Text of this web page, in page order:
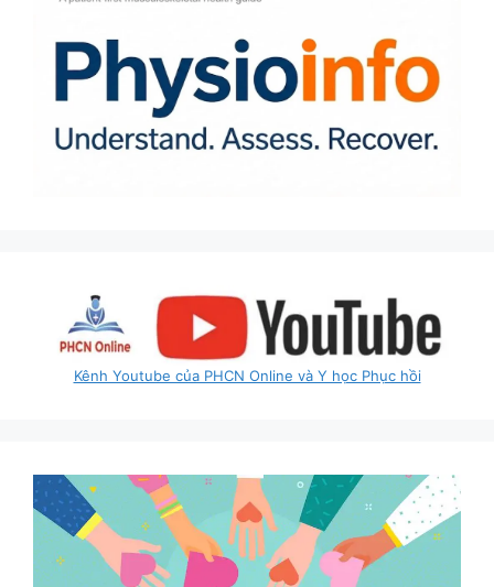
Kênh Youtube của PHCN Online và Y học Phục hồi